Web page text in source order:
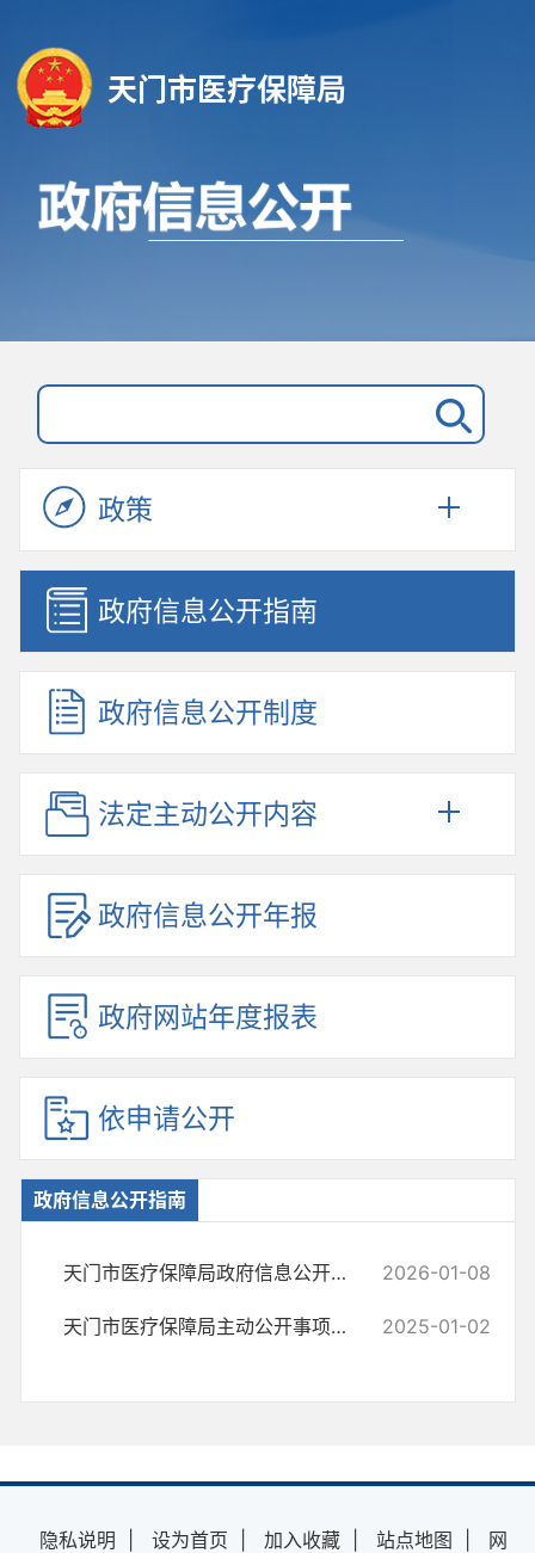
天门市医疗保障局
政策
政府信息公开指南
政府信息公开制度
法定主动公开内容
政府信息公开年报
政府网站年度报表
依申请公开
政府信息公开指南
天门市医疗保障局政府信息公开指南（2026年版） 2026-01-08
天门市医疗保障局主动公开事项目录 2025-01-02
隐私说明 设为首页 加入收藏 站点地图
网